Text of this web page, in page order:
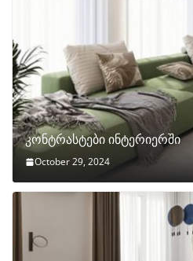
კონტრასტები ინტერიერში
October 29, 2024